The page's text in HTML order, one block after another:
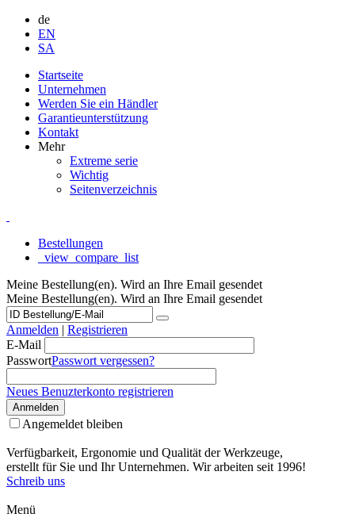
de
EN
SA
Startseite
Unternehmen
Werden Sie ein Händler
Garantieunterstützung
Kontakt
Mehr
Extreme serie
Wichtig
Seitenverzeichnis
Bestellungen
_view_compare_list
Meine Bestellung(en). Wird an Ihre Email gesendet
Meine Bestellung(en). Wird an Ihre Email gesendet
Anmelden | Registrieren
E-Mail
PasswortPasswort vergessen?
Neues Benuzterkonto registrieren
Anmelden
Angemeldet bleiben
Verfügbarkeit, Ergonomie und Qualität der Werkzeuge,
erstellt für Sie und Ihr Unternehmen. Wir arbeiten seit 1996!
Schreib uns
Menü